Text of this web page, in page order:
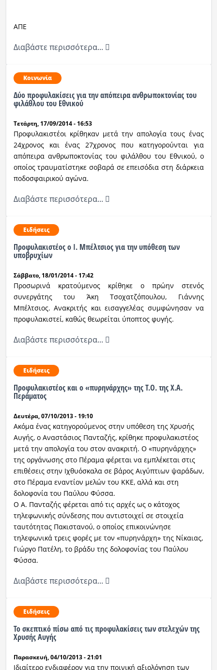
ΑΠΕ
Διαβάστε περισσότερα...
Κοινωνία
Δύο προφυλακίσεις για την απόπειρα ανθρωποκτονίας του
φιλάθλου του Εθνικού
Τετάρτη, 17/09/2014 - 16:53
Προφυλακιστέοι κρίθηκαν μετά την απολογία τους ένας
24χρονος και ένας 27χρονος που κατηγορούνται για
απόπειρα ανθρωποκτονίας του φιλάλθου του Εθνικού, ο
οποίος τραυματίστηκε σοβαρά σε επεισόδια στη διάρκεια
ποδοσφαιρικού αγώνα.
Διαβάστε περισσότερα...
Ειδήσεις
Προφυλακιστέος ο Ι. Μπέλτσιος για την υπόθεση των
υποβρυχίων
Σάββατο, 18/01/2014 - 17:42
Προσωρινά κρατούμενος κρίθηκε ο πρώην στενός
συνεργάτης του Άκη Τσοχατζόπουλου, Γιάννης
Μπέλτσιος. Ανακριτής και εισαγγελέας συμφώνησαν να
προφυλακιστεί, καθώς θεωρείται ύποπτος φυγής.
Διαβάστε περισσότερα...
Ειδήσεις
Προφυλακιστέος και ο «πυρηνάρχης» της Τ.Ο. της Χ.Α.
Περάματος
Δευτέρα, 07/10/2013 - 19:10
Aκόμα ένας κατηγορούμενος στην υπόθεση της Χρυσής
Αυγής, ο Αναστάσιος Πανταζής, κρίθηκε προφυλακιστέος
μετά την απολογία του στον ανακριτή. Ο «πυρηνάρχης»
της οργάνωσης στο Πέραμα φέρεται να εμπλέκεται στις
επιθέσεις στην Ιχθυόσκαλα σε βάρος Αιγύπτιων ψαράδων,
στο Πέραμα εναντίον μελών του ΚΚΕ, αλλά και στη
δολοφονία του Παύλου Φύσσα.
Ο Α. Πανταζής φέρεται από τις αρχές ως ο κάτοχος
τηλεφωνικής σύνδεσης που αντιστοιχεί σε στοιχεία
ταυτότητας Πακιστανού, ο οποίος επικοινώνησε
τηλεφωνικά τρεις φορές με τον «πυρηνάρχη» της Νίκαιας,
Γιώργο Πατέλη, το βράδυ της δολοφονίας του Παύλου
Φύσσα.
Διαβάστε περισσότερα...
Ειδήσεις
Το σκεπτικό πίσω από τις προφυλακίσεις των στελεχών της
Χρυσής Αυγής
Παρασκευή, 04/10/2013 - 21:01
Ιδιαίτερο ενδιαφέρον για την ποινική αξιολόγηση των